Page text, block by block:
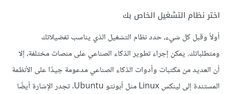
اختر نظام التشغيل الخاص بك
أولاً وقبل كل شيء، حدد نظام التشغيل الذي يناسب تفضيلاتك
ومتطلباتك. يمكن إجراء تطوير الذكاء الصناعي على منصات مختلفة، إلا
أن العديد من مكتبات وأدوات الذكاء الصناعي مدعومة جيدًا على الأنظمة
المستندة إلى لينكس Linux مثل أبونتو Ubuntu. تجدر الإشارة أيضًا